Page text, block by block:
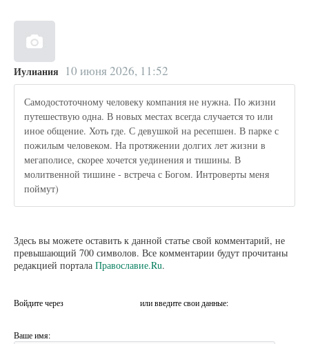
Иулиания 10 июня 2026, 11:52
Самодостоточному человеку компания не нужна. По жизни
путешествую одна. В новых местах всегда случается то или
иное общение. Хоть где. С девушкой на ресепшен. В парке с
пожилым человеком. На протяжении долгих лет жизни в
мегаполисе, скорее хочется уединения и тишины. В
молитвенной тишине - встреча с Богом. Интроверты меня
поймут)
Здесь вы можете оставить к данной статье свой комментарий, не
превышающий 700 символов. Все комментарии будут прочитаны
редакцией портала Православие.Ru.
Войдите через или введите свои данные:
Ваше имя: